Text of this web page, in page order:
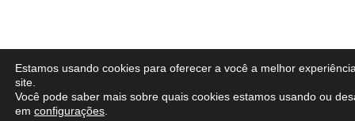
Estamos usando cookies para oferecer a você a melhor
site.
Você pode saber mais sobre quais cookies estamos usando ou
em configurações